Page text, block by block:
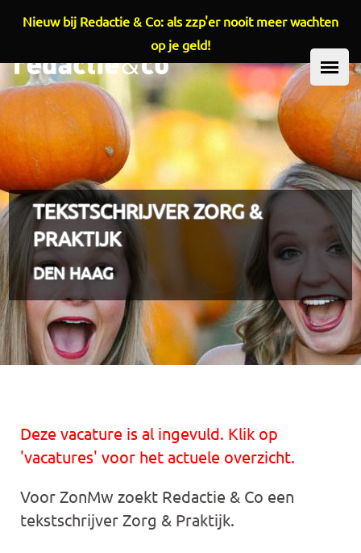
Overslaan en naar de inhoud gaan
HOOFDMENU
TEKSTSCHRIJVER ZORG &
PRAKTIJK
DEN HAAG
Deze vacature is al ingevuld. Klik op
'vacatures' voor het actuele overzicht.
Voor ZonMw zoekt Redactie & Co een
tekstschrijver Zorg & Praktijk.
Nieuw bij Redactie & Co: als zzp'er nooit meer wachten
op je geld!